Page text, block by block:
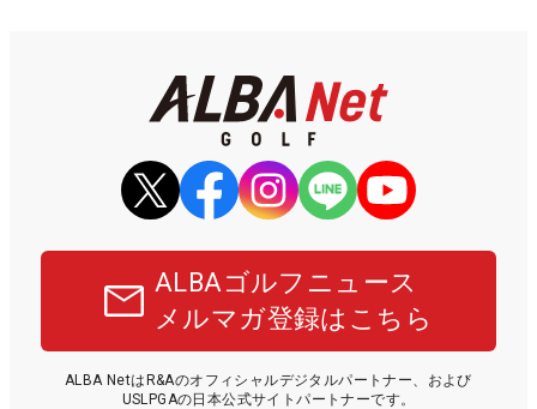
ALBAゴルフニュース
メルマガ登録はこちら
ALBA NetはR&Aのオフィシャルデジタルパートナー、および
USLPGAの日本公式サイトパートナーです。